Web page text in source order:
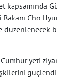
kapsamında
Bakanı Cho
düzenlenecek
Cumhuriyeti